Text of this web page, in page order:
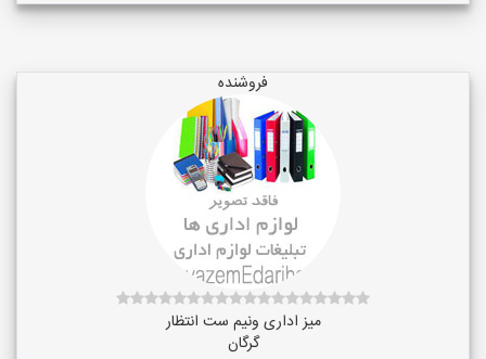
فروشنده
میز اداری ونیم ست انتظار
گرگان